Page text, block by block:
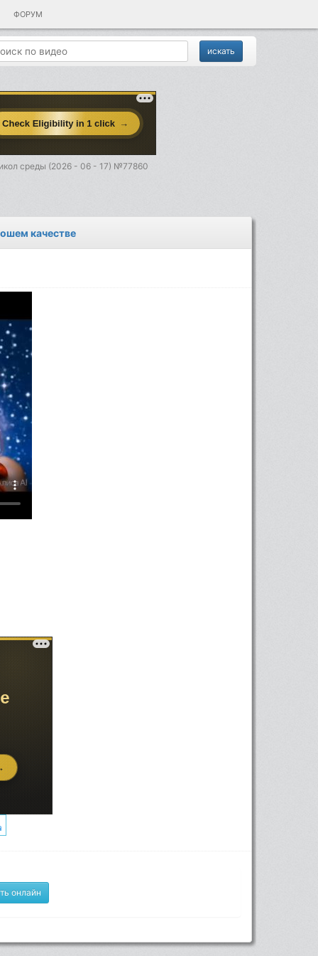
ФОРУМ
среды (2026 - 06 - 17) №77860
качестве
онлайн